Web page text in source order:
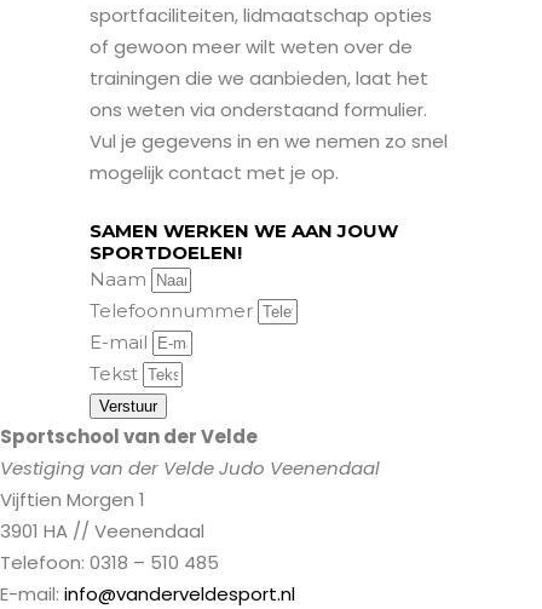
sportfaciliteiten, lidmaatschap opties
of gewoon meer wilt weten over de
trainingen die we aanbieden, laat het
ons weten via onderstaand formulier.
Vul je gegevens in en we nemen zo snel
mogelijk contact met je op.
SAMEN WERKEN WE AAN JOUW
SPORTDOELEN!
Naam
Telefoonnummer
E-mail
Tekst
Verstuur
Sportschool van der Velde
Vestiging van der Velde Judo Veenendaal
Vijftien Morgen 1
3901 HA // Veenendaal
Telefoon: 0318 – 510 485
E-mail: info@vanderveldesport.nl